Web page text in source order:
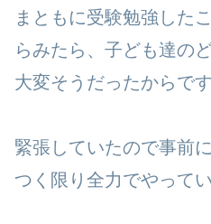
まともに受験勉強した
らみたら、子ども達の
大変そうだったからです
緊張していたので事前
つく限り全力でやってい